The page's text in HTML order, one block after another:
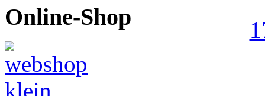
Online-Shop